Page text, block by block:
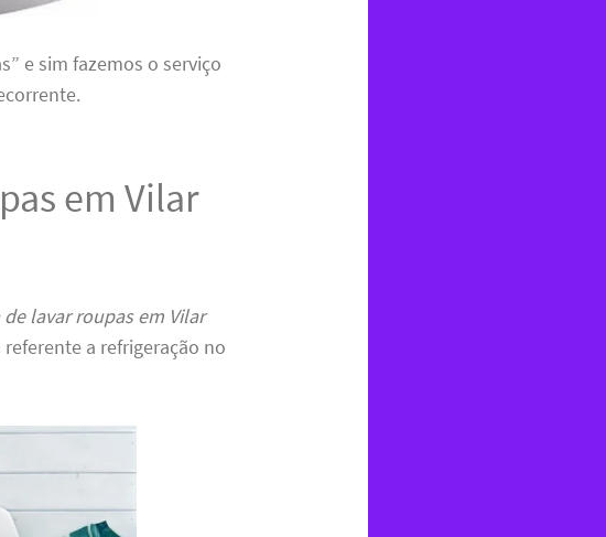
e sim fazemos o serviço
em Vilar
lavar roupas em Vilar
a refrigeração no